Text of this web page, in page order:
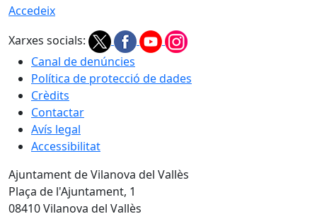
Accedeix
Xarxes socials:
Canal de denúncies
Política de protecció de dades
Crèdits
Contactar
Avís legal
Accessibilitat
Ajuntament de Vilanova del Vallès
Plaça de l'Ajuntament, 1
08410 Vilanova del Vallès